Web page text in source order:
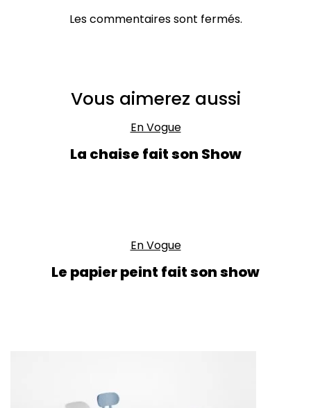
Les commentaires sont fermés.
Vous aimerez aussi
En Vogue
La chaise fait son Show
En Vogue
Le papier peint fait son show